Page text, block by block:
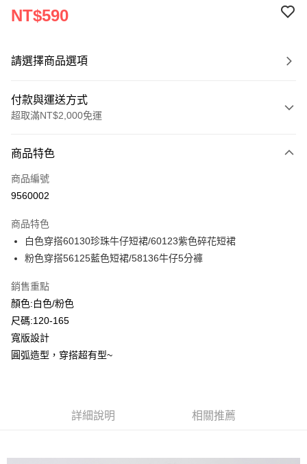
NT$590
請選擇商品選項
付款與運送方式
超取滿NT$2,000免運
信用卡一次付款
超商取貨付款
Apple Pay
Google Pay
ATM付款
運送方式
全家付款取貨
每筆NT$80，滿NT$2,000(含以上)免運費
商品特色
商品編號
9560002
商品特色
白色穿搭60130珍珠牛仔短裙/60123紫色碎花短裙
粉色穿搭56125藍色短裙/58136牛仔5分褲
銷售重點
顏色:白色/粉色
尺碼:120-165
寬版設計
圓弧造型，穿搭超有型~
詳細說明 相關推薦